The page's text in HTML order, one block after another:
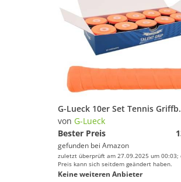
G-Lueck 10er Set Tennis Griffband
von G-Lueck
Bester Preis
gefunden bei Amazon
zuletzt überprüft am 27.09.2025 um 00:03;
Preis kann sich seitdem geändert haben.
Keine weiteren Anbieter